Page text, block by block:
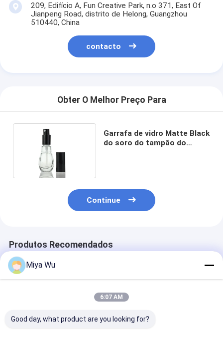
209, Edifício A, Fun Creative Park, n.o 371, East Of
Jianpeng Road, distrito de Helong, Guangzhou
510440, China
contacto
Obter O Melhor Preço Para
Garrafa de vidro Matte Black
do soro do tampão do
Continue
Produtos Recomendados
Miya Wu
6:07 AM
Good day, what product are you looking for?